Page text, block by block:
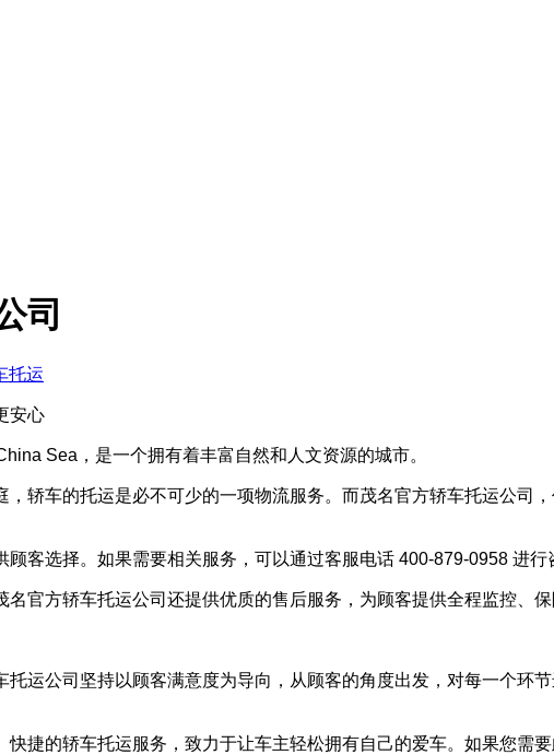
司
托运
安心
Sea，是一个拥有着丰富自然和人文资源的城市。
，轿车的托运是必不可少的一项物流服务。而茂名官方轿车托运公司
客选择。如果需要相关服务，可以通过客服电话 400-879-0958 进行
官方轿车托运公司还提供优质的售后服务，为顾客提供全程监控、
运公司坚持以顾客满意度为导向，从顾客的角度出发，对每一个环
捷的轿车托运服务，致力于让车主轻松拥有自己的爱车。如果您需